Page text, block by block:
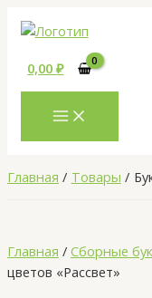
содержимому
0,00₽
Главная Товары
Главная / Сборные
цветов «Рассвет»
товара
цветов
«Рассвет»